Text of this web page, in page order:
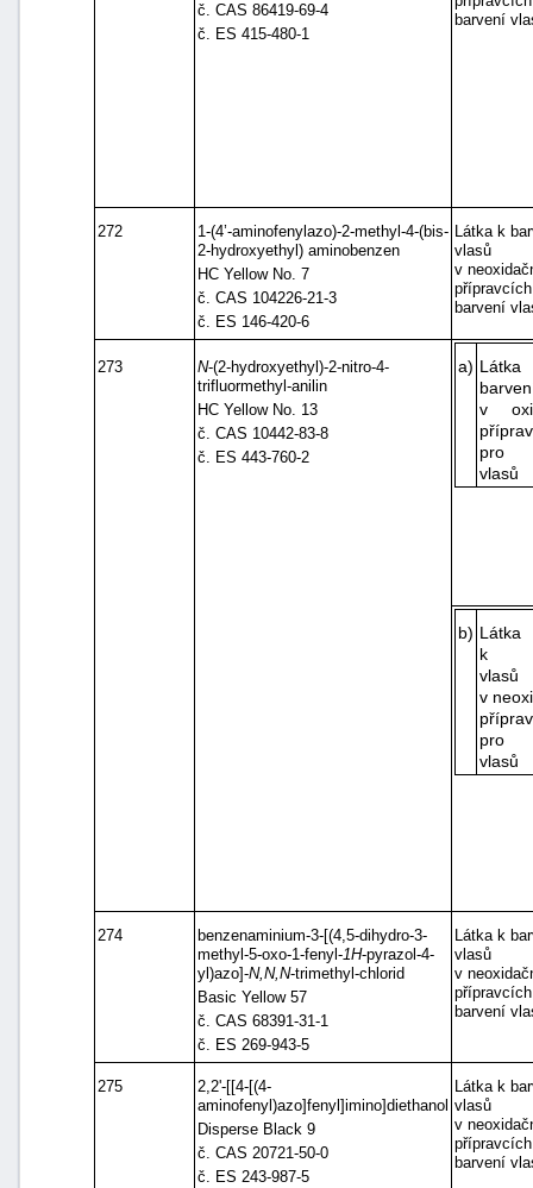
č. CAS 86419-69-4
č. ES 415-480-1
barvení
272
1-(4’-aminofenylazo)-2-methyl-4-(bis-
2-hydroxyethyl) aminobenzen
HC Yellow No. 7
č. CAS 104226-21-3
č. ES 146-420-6
Látka k
vlasů
v
barvení
273 N-(2-hydroxyethyl)-2-nitro-4-
trifluormethyl-anilin
HC Yellow No. 13
č. CAS 10442-83-8
č. ES 443-760-2
a)
v
pro
vlasů
b) Látka
k
vlasů
v
pro
vlasů
274
benzenaminium-3-[(4,5-dihydro-3-
methyl-5-oxo-1-fenyl-1H-pyrazol-4-
yl)azo]-N,N,N-trimethyl-chlorid
Basic Yellow 57
č. CAS 68391-31-1
č. ES 269-943-5
Látka k
vlasů
v
barvení
275
2,2'-[[4-[(4-
aminofenyl)azo]fenyl]imino]diethanol
Disperse Black 9
č. CAS 20721-50-0
č. ES 243-987-5
Látka k
vlasů
v
barvení